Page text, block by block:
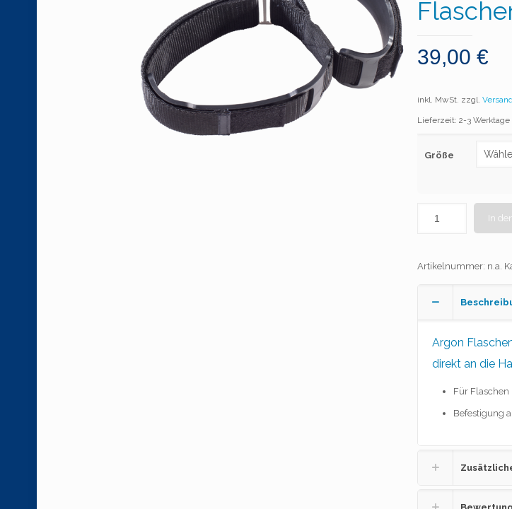
39,00€
inkl. MwSt. zzgl.
Lieferzeit: 2-3 Werktage
Größe
In
Artikelnummer: n.a.
Argon
direkt an die
Für Flaschen
Befestigung